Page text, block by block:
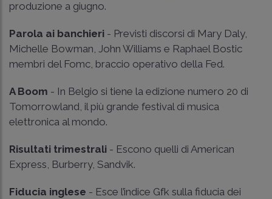
produzione a giugno.
Parola ai banchieri - Previsti discorsi di Mary Daly,
Michelle Bowman, John Williams e Raphael Bostic
membri del Fomc, braccio operativo della Fed.
A Boom - In Belgio si tiene la edizione numero 20 di
Tomorrowland, il più grande festival di musica
elettronica al mondo.
Risultati trimestrali - Escono quelli di American
Express, Burberry, Sandvik.
Fiducia inglese - Esce l’indice Gfk sulla fiducia dei